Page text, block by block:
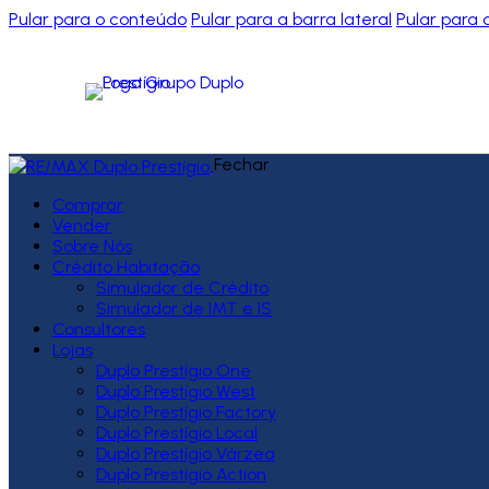
Pular para o conteúdo Pular para a barra lateral Pular para
Fechar
Comprar
Vender
Sobre Nós
Crédito Habitação
Simulador de Crédito
Simulador de IMT e IS
Consultores
Lojas
Duplo Prestígio One
Duplo Prestígio West
Duplo Prestígio Factory
Duplo Prestígio Local
Duplo Prestígio Várzea
Duplo Prestígio Action